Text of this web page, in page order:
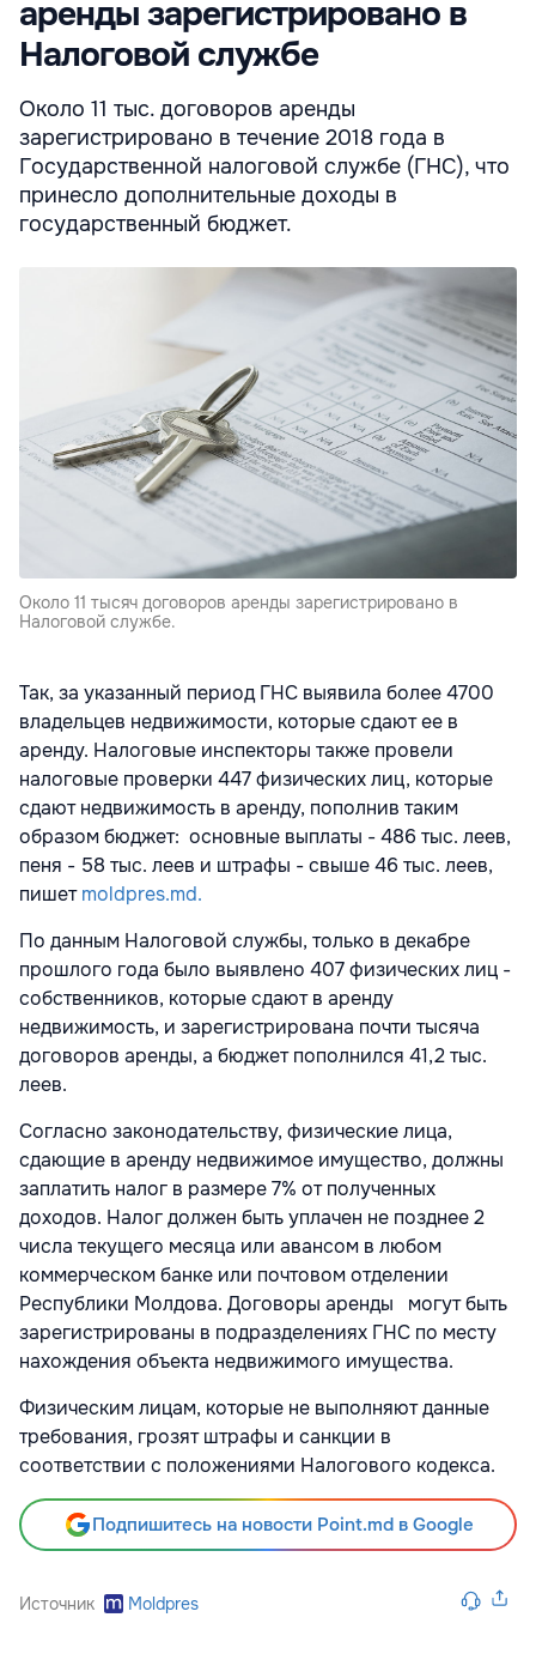
аренды зарегистрировано в
Налоговой службе
Около 11 тыс. договоров аренды
зарегистрировано в течение 2018 года в
Государственной налоговой службе (ГНС), что
принесло дополнительные доходы в
государственный бюджет.
Около 11 тысяч договоров аренды зарегистрировано в
Налоговой службе.
Так, за указанный период ГНС выявила более 4700
владельцев недвижимости, которые сдают ее в
аренду. Налоговые инспекторы также провели
налоговые проверки 447 физических лиц, которые
сдают недвижимость в аренду, пополнив таким
образом бюджет: основные выплаты - 486 тыс. леев,
пеня - 58 тыс. леев и штрафы - свыше 46 тыс. леев,
пишетmoldpres.md.
По данным Налоговой службы, только в декабре
прошлого года было выявлено 407 физических лиц -
собственников, которые сдают в аренду
недвижимость, и зарегистрирована почти тысяча
договоров аренды, а бюджет пополнился 41,2 тыс.
леев.
Согласно законодательству, физические лица,
сдающие в аренду недвижимое имущество, должны
заплатить налог в размере 7% от полученных
доходов. Налог должен быть уплачен не позднее 2
числа текущего месяца или авансом в любом
коммерческом банке или почтовом отделении
Республики Молдова. Договоры аренды могут быть
зарегистрированы в подразделениях ГНС по месту
нахождения объекта недвижимого имущества.
Физическим лицам, которые не выполняют данные
требования, грозят штрафы и санкции в
соответствии с положениями Налогового кодекса.
Подпишитесь на новости Point.md в Google
Источник Moldpres